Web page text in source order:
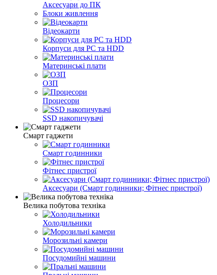
Аксесуари до ПК
Блоки живлення
Відеокарти
Корпуси для PC та HDD
Материнські плати
ОЗП
Процесори
SSD накопичувачі
Смарт гаджети
Смарт годинники
Фітнес пристрої
Аксесуари (Смарт годинники; Фітнес пристрої)
Велика побутова техніка
Холодильники
Морозильні камери
Посудомийні машини